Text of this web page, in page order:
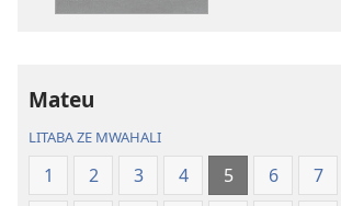
Mateu
LITABA ZE MWAHALI
1 2 3 4 5 6 7